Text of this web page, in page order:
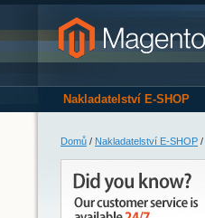
Nakladatelství E-SHOP
Domů / Nakladatelství E-SHOP /